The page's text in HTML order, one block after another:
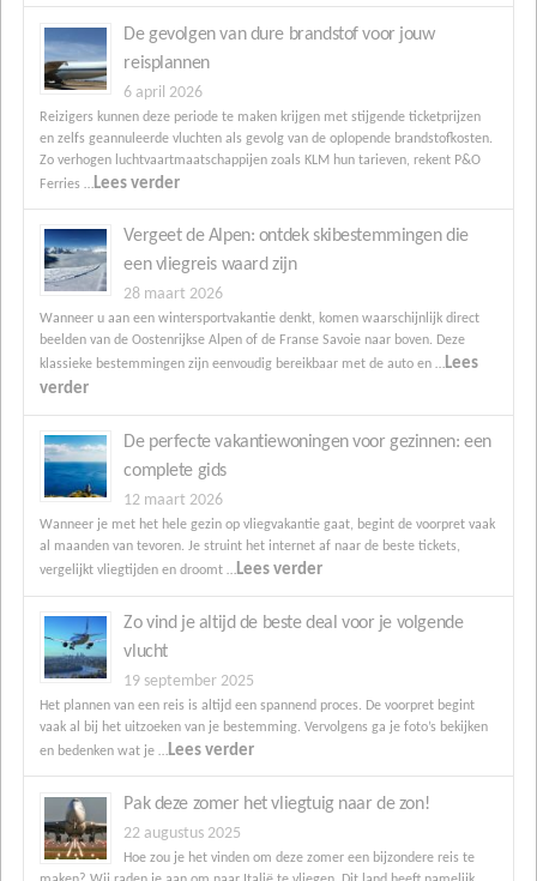
De gevolgen van dure brandstof voor jouw
reisplannen
6 april 2026
Reizigers kunnen deze periode te maken krijgen met stijgende ticketprijzen
en zelfs geannuleerde vluchten als gevolg van de oplopende brandstofkosten.
Zo verhogen luchtvaartmaatschappijen zoals KLM hun tarieven, rekent P&O
Ferries …Lees verder
Vergeet de Alpen: ontdek skibestemmingen die
een vliegreis waard zijn
28 maart 2026
Wanneer u aan een wintersportvakantie denkt, komen waarschijnlijk direct
beelden van de Oostenrijkse Alpen of de Franse Savoie naar boven. Deze
klassieke bestemmingen zijn eenvoudig bereikbaar met de auto en …Lees
verder
De perfecte vakantiewoningen voor gezinnen: een
complete gids
12 maart 2026
Wanneer je met het hele gezin op vliegvakantie gaat, begint de voorpret vaak
al maanden van tevoren. Je struint het internet af naar de beste tickets,
vergelijkt vliegtijden en droomt …Lees verder
Zo vind je altijd de beste deal voor je volgende
vlucht
19 september 2025
Het plannen van een reis is altijd een spannend proces. De voorpret begint
vaak al bij het uitzoeken van je bestemming. Vervolgens ga je foto’s bekijken
en bedenken wat je …Lees verder
Pak deze zomer het vliegtuig naar de zon!
22 augustus 2025
Hoe zou je het vinden om deze zomer een bijzondere reis te